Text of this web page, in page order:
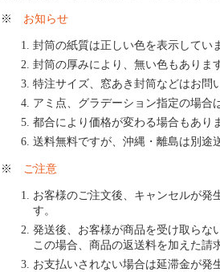
※ お知らせ
封筒の紙質は正しい色を表示してい
封筒の厚みにより、無い色もありま
特注サイズ、窓あき封筒などはお問
アミ点、グラデーション指定の場合
都合により価格が変わる場合もあり
送料無料ですが、沖縄・離島は別途
※ ご注意
お客様のご注文後、キャンセルが発
す。
発送後、お客様が商品を受け取らな
この場合、商品の返送料を加えた請
お支払いされない場合は延滞金が発